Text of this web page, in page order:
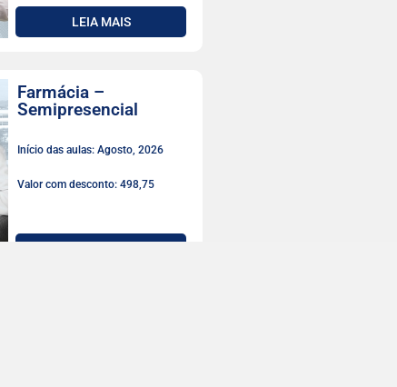
LEIA MAIS
Farmácia –
Semipresencial
Início das aulas: Agosto, 2026
Valor com desconto: 498,75